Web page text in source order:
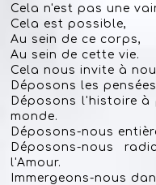
Cela n'est pas une
Cela est possible,
Au sein de ce corps,
Au sein de cette vie.
Cela nous invite à
Déposons les
Déposons l'histoire
monde.
Déposons-nous
Déposons-nous
l'Amour.
Immergeons-nous